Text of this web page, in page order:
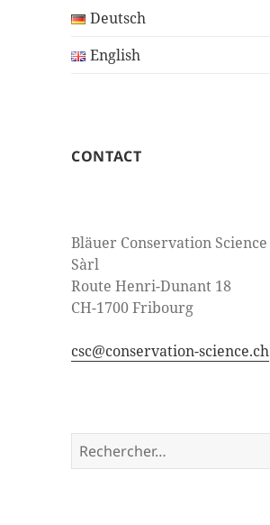
Deutsch
English
CONTACT
Bläuer Conservation Science
Sàrl
Route Henri-Dunant 18
CH-1700 Fribourg
csc@conservation-science.ch
Rechercher :